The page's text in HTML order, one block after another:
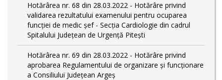
Hotărârea nr. 68 din 28.03.2022 - Hotărâre privind
validarea rezultatului examenului pentru ocuparea
funcției de medic șef - Secția Cardiologie din cadrul
Spitalului Județean de Urgență Pitești
Hotărârea nr. 69 din 28.03.2022 - Hotărâre privind
aprobarea Regulamentului de organizare și funcționare
a Consiliului Județean Argeș